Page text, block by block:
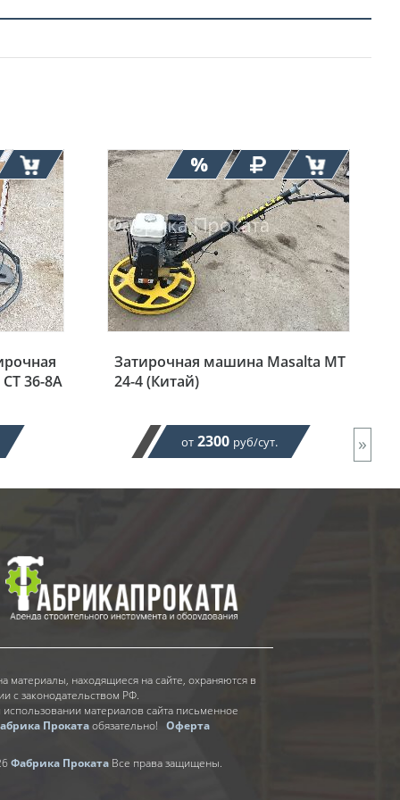
36-8A
Затирочная машина Masalta MT
24-4 (Китай)
от 2300 руб/сут. »
материалы, находящиеся на сайте, охраняются в
с законодательством РФ.
материалов сайта письменное
Прокатаобязательно! Оферта
Фабрика Проката Все права защищены.